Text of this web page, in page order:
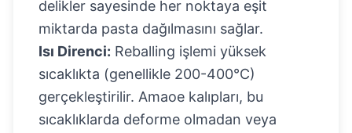
delikler sayesinde her noktaya eşit
miktarda pasta dağılmasını sağlar.
Isı Direnci: Reballing işlemi yüksek
sıcaklıkta (genellikle 200-400°C)
gerçekleştirilir. Amaoe kalıpları, bu
sıcaklıklarda deforme olmadan veya